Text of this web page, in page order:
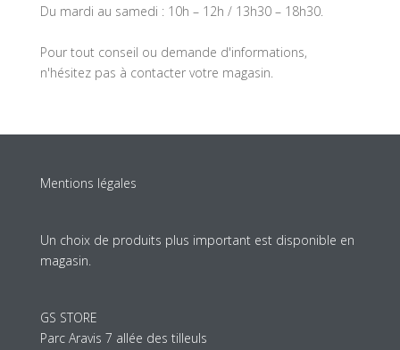
Du mardi au samedi : 10h – 12h / 13h30 – 18h30.
Pour tout conseil ou demande d'informations,
n'hésitez pas à contacter votre magasin.
Mentions légales
Un choix de produits plus important est disponible en
magasin.
GS STORE
Parc Aravis 7 allée des tilleuls